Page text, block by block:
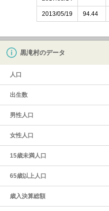
2013/05/19 94.44
黒滝村のデータ
人口
出生数
男性人口
女性人口
15歳未満人口
65歳以上人口
歳入決算総額